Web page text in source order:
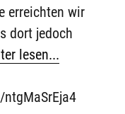
erreichten wir
dort jedoch
lesen...